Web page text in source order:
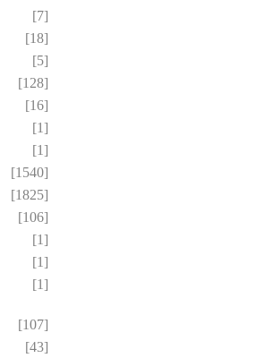
[7]
[18]
[5]
[128]
[16]
[1]
[1]
[1540]
[1825]
[106]
[1]
[1]
[1]
[107]
[43]